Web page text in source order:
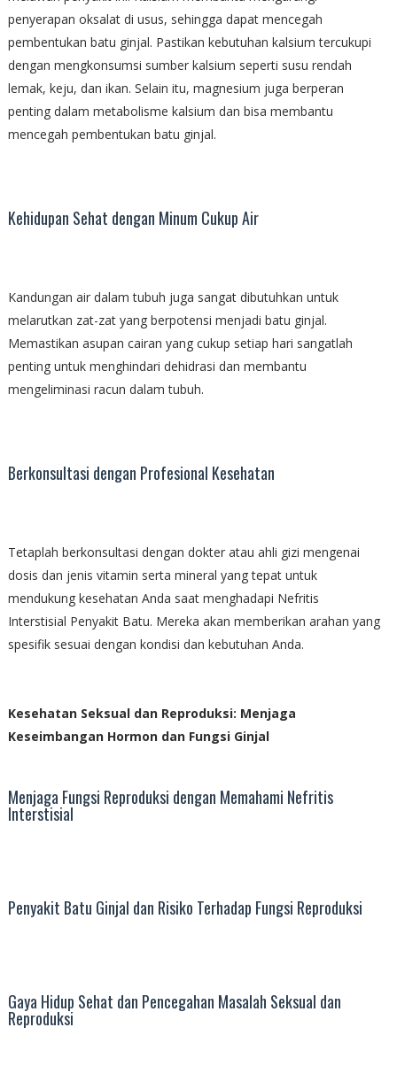
penyerapan oksalat di usus, sehingga dapat mencegah
pembentukan batu ginjal. Pastikan kebutuhan kalsium tercukupi
dengan mengkonsumsi sumber kalsium seperti susu rendah
lemak, keju, dan ikan. Selain itu, magnesium juga berperan
penting dalam metabolisme kalsium dan bisa membantu
mencegah pembentukan batu ginjal.
Kehidupan Sehat dengan Minum Cukup Air
Kandungan air dalam tubuh juga sangat dibutuhkan untuk
melarutkan zat-zat yang berpotensi menjadi batu ginjal.
Memastikan asupan cairan yang cukup setiap hari sangatlah
penting untuk menghindari dehidrasi dan membantu
mengeliminasi racun dalam tubuh.
Berkonsultasi dengan Profesional Kesehatan
Tetaplah berkonsultasi dengan dokter atau ahli gizi mengenai
dosis dan jenis vitamin serta mineral yang tepat untuk
mendukung kesehatan Anda saat menghadapi Nefritis
Interstisial Penyakit Batu. Mereka akan memberikan arahan yang
spesifik sesuai dengan kondisi dan kebutuhan Anda.
Kesehatan Seksual dan Reproduksi: Menjaga
Keseimbangan Hormon dan Fungsi Ginjal
Menjaga Fungsi Reproduksi dengan Memahami Nefritis
Interstisial
Penyakit Batu Ginjal dan Risiko Terhadap Fungsi Reproduksi
Gaya Hidup Sehat dan Pencegahan Masalah Seksual dan
Reproduksi